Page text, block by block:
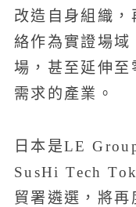
改造自身組織
絡作為實證場
場，甚至延伸至
需求的產業。
日本是LE
SusHi Tech
貿署遴選，將